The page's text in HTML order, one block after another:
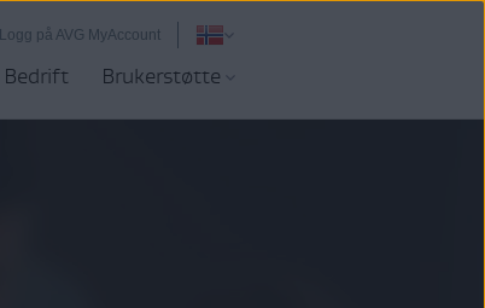
Logg på AVG MyAccount
Bedrift Brukerstøtte